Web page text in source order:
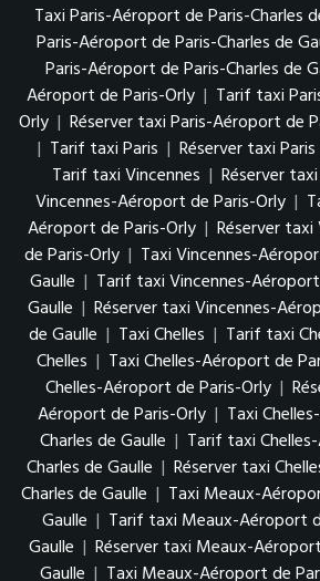
Taxi Paris-Aéroport de Paris-Charles
Paris-Aéroport de Paris-Charles de
Paris-Aéroport de Paris-Charles de
Aéroport de Paris-Orly | Tarif taxi
Orly | Réserver taxi Paris-Aéroport de
| Tarif taxi Paris | Réserver taxi Paris
Tarif taxi Vincennes | Réserver
Vincennes-Aéroport de Paris-Orly |
Aéroport de Paris-Orly | Réserver
de Paris-Orly | Taxi Vincennes-
Gaulle | Tarif taxi Vincennes-
Gaulle | Réserver taxi Vincennes-
de Gaulle | Taxi Chelles | Tarif taxi
Chelles | Taxi Chelles-Aéroport de
Chelles-Aéroport de Paris-Orly |
Aéroport de Paris-Orly | Taxi
Charles de Gaulle | Tarif taxi
Charles de Gaulle | Réserver taxi
Charles de Gaulle | Taxi Meaux-
Gaulle | Tarif taxi Meaux-Aéroport
Gaulle | Réserver taxi Meaux-
Gaulle | Taxi Meaux-Aéroport de